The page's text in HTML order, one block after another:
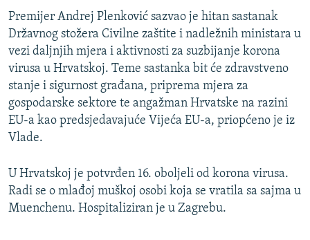
Premijer Andrej Plenković sazvao je hitan sastanak
Državnog stožera Civilne zaštite i nadležnih ministara u
vezi daljnjih mjera i aktivnosti za suzbijanje korona
virusa u Hrvatskoj. Teme sastanka bit će zdravstveno
stanje i sigurnost građana, priprema mjera za
gospodarske sektore te angažman Hrvatske na razini
EU-a kao predsjedavajuće Vijeća EU-a, priopćeno je iz
Vlade.
U Hrvatskoj je potvrđen 16. oboljeli od korona virusa.
Radi se o mlađoj muškoj osobi koja se vratila sa sajma u
Muenchenu. Hospitaliziran je u Zagrebu.